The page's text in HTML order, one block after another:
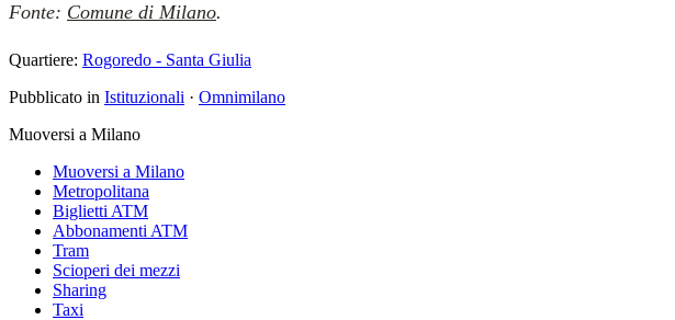
Fonte: Comune di Milano.
Quartiere: Rogoredo - Santa Giulia
Pubblicato in Istituzionali · Omnimilano
Muoversi a Milano
Muoversi a Milano
Metropolitana
Biglietti ATM
Abbonamenti ATM
Tram
Scioperi dei mezzi
Sharing
Taxi